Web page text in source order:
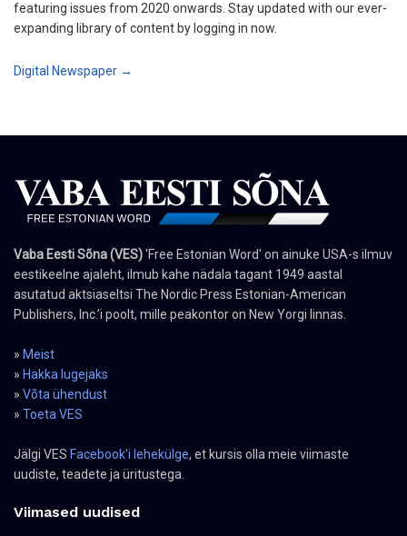
featuring issues from 2020 onwards. Stay updated with our ever-
expanding library of content by logging in now.
Digital Newspaper →
Vaba Eesti Sõna (VES)'Free Estonian Word' on ainuke USA-s ilmuv
eestikeelne ajaleht, ilmub kahe nädala tagant 1949 aastal
asutatud aktsiaseltsi The Nordic Press Estonian-American
Publishers, Inc.’i poolt, mille peakontor on New Yorgi linnas.
» Meist
» Hakka lugejaks
» Võta ühendust
» Toeta VES
Jälgi VES Facebook'i lehekülge, et kursis olla meie viimaste
uudiste, teadete ja üritustega.
Viimased uudised